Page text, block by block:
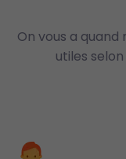
On vous a
utiles